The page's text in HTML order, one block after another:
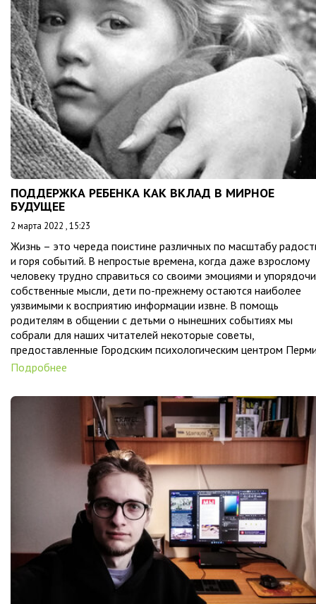
ПОДДЕРЖКА РЕБЕНКА КАК ВКЛАД В МИРНОЕ
БУДУЩЕЕ
2 марта 2022 , 15:23
Жизнь – это череда поистине различных по масштабу
и горя событий. В непростые времена, когда даже взрослому
человеку трудно справиться со своими эмоциями и
собственные мысли, дети по-прежнему остаются наиболее
уязвимыми к восприятию информации извне. В помощь
родителям в общении с детьми о нынешних событиях мы
собрали для наших читателей некоторые советы,
предоставленные Городским психологическим центром
Подробнее